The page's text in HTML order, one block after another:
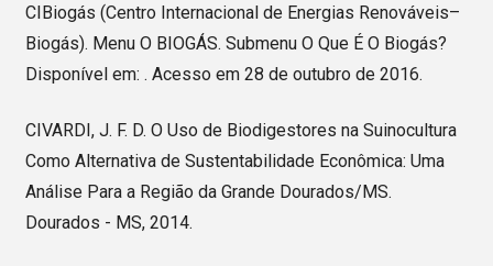
CIBiogás (Centro Internacional de Energias Renováveis–
Biogás). Menu O BIOGÁS. Submenu O Que É O Biogás?
Disponível em: . Acesso em 28 de outubro de 2016.
CIVARDI, J. F. D. O Uso de Biodigestores na Suinocultura
Como Alternativa de Sustentabilidade Econômica: Uma
Análise Para a Região da Grande Dourados/MS.
Dourados - MS, 2014.